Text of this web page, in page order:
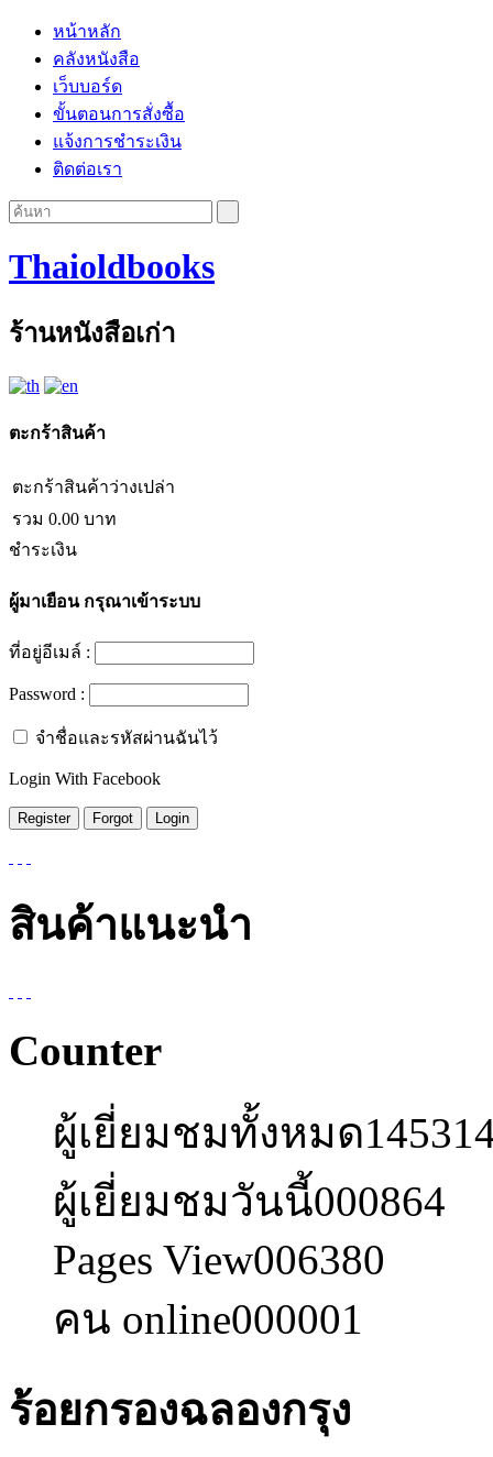
หน้าหลัก
คลังหนังสือ
เว็บบอร์ด
ขั้นตอนการสั่งซื้อ
แจ้งการชำระเงิน
ติดต่อเรา
Thaioldbooks
ร้านหนังสือเก่า
ตะกร้าสินค้า
ตะกร้าสินค้าว่างเปล่า
รวม 0.00 บาท
ชำระเงิน
ผู้มาเยือนกรุณาเข้าระบบ
ที่อยู่อีเมล์ :
Password :
จำชื่อและรหัสผ่านฉันไว้
Login With Facebook
สินค้าแนะนำ
Counter
ผู้เยี่ยมชมทั้งหมด
ผู้เยี่ยมชมวันนี้000864
Pages View006380
คน online000001
ร้อยกรองฉลองกรุง